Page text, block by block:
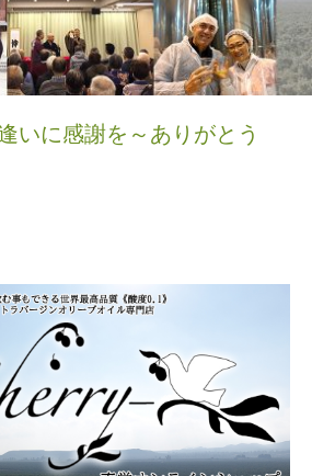
いに感謝を～ありがとう